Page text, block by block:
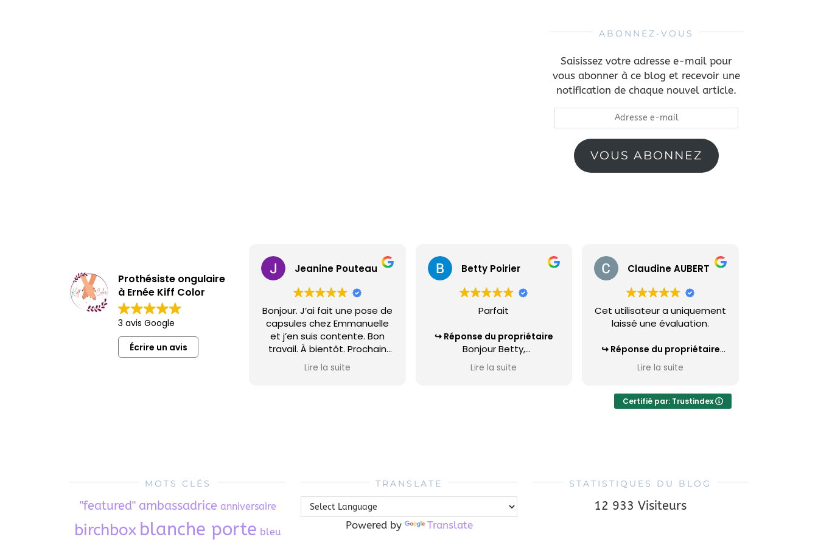
ABONNEZ-VOUS
Saisissez votre adresse e-mail pour
vous abonner à ce blog et recevoir une
notification de chaque nouvel article.
e-
VOUS ABONNEZ
Prothésiste ongulaire
à Ernée Kiff Color
3 avis Google
Écrire un avis
Jeanine Pouteau
Bonjour. J’ai fait une pose de
capsules chez Emmanuelle
et j’en suis contente. Bon
travail. À bientôt. Prochain
rdv déjà pris.😉
Lire la suite
Betty Poirier
Parfait
Réponse du propriétaire
Bonjour Betty,
Je vous remercie beaucoup
pour votre avis positif.😁
Lire la suite
Claudine AUBERT
Cet utilisateur a uniquement
laissé une évaluation.
Réponse du propriétaire
Bonjour Claudine,
Merci beaucoup pour ton
Lire la suite
Certifié par: Trustindex
MOTS CLÉS
"featured" ambassadrice anniversaire
birchbox blanche porte bleu
TRANSLATE
Powered by Translate
STATISTIQUES DU BLOG
12 933 Visiteurs